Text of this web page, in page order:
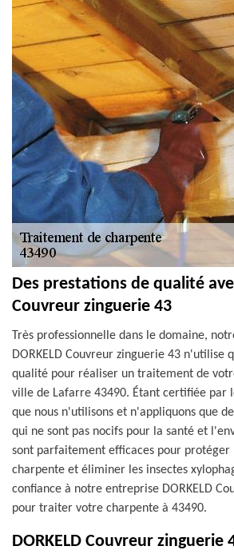
Des prestations de qualité
Couvreur zinguerie 43
Très professionnelle dans le domaine,
DORKELD Couvreur zinguerie 43 n'utilise
qualité pour réaliser un traitement de
ville de Lafarre 43490. Étant certifiée par
que nous n'utilisons et n'appliquons que
qui ne sont pas nocifs pour la santé et
sont parfaitement efficaces pour protéger
charpente et éliminer les insectes
confiance à notre entreprise DORKELD
pour traiter votre charpente à 43490.
DORKELD Couvreur zinguerie